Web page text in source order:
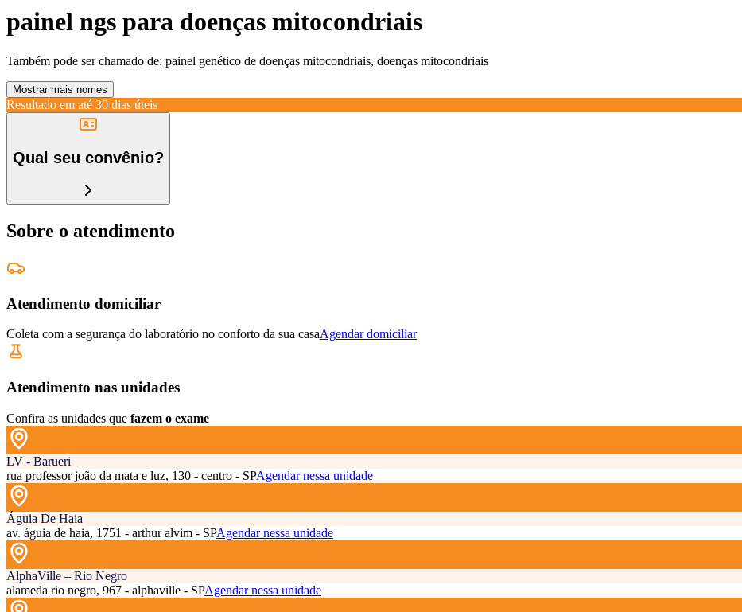
painel ngs para doenças mitocondriais
Também pode ser chamado de: painel genético de doenças mitocondriais, doenças mitocondriais
Mostrar mais nomes
Resultado em até 30 dias úteis
Qual seu convênio?
Sobre o atendimento
Atendimento domiciliar
Coleta com a segurança do laboratório no conforto da sua casaAgendar domiciliar
Atendimento nas unidades
Confira as unidades que fazem o exame
LV - Barueri
rua professor joão da mata e luz, 130 - centro - SPAgendar nessa unidade
Águia De Haia
av. águia de haia, 1751 - arthur alvim - SPAgendar nessa unidade
AlphaVille – Rio Negro
alameda rio negro, 967 - alphaville - SPAgendar nessa unidade